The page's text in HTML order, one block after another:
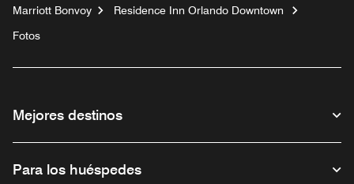
Marriott Bonvoy
Residence Inn Orlando Downtown
Fotos
Mejores destinos
Para los huéspedes